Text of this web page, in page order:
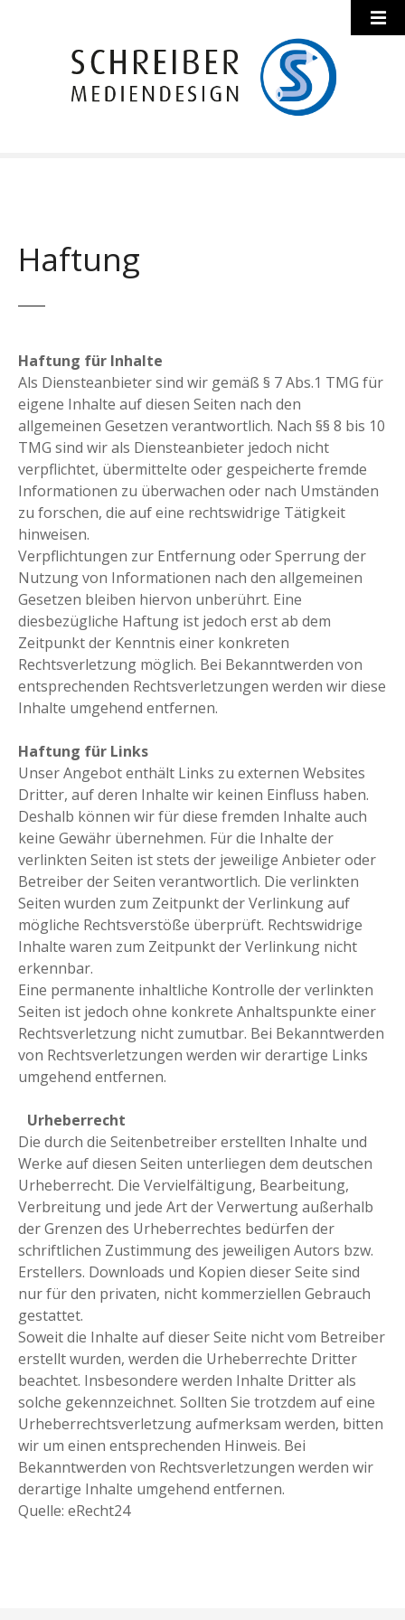
Haftung
Haftung für Inhalte
Als Diensteanbieter sind wir gemäß § 7 Abs.1 TMG für
eigene Inhalte auf diesen Seiten nach den
allgemeinen Gesetzen verantwortlich. Nach §§ 8 bis 10
TMG sind wir als Diensteanbieter jedoch nicht
verpflichtet, übermittelte oder gespeicherte fremde
Informationen zu überwachen oder nach Umständen
zu forschen, die auf eine rechtswidrige Tätigkeit
hinweisen.
Verpflichtungen zur Entfernung oder Sperrung der
Nutzung von Informationen nach den allgemeinen
Gesetzen bleiben hiervon unberührt. Eine
diesbezügliche Haftung ist jedoch erst ab dem
Zeitpunkt der Kenntnis einer konkreten
Rechtsverletzung möglich. Bei Bekanntwerden von
entsprechenden Rechtsverletzungen werden wir diese
Inhalte umgehend entfernen.
Haftung für Links
Unser Angebot enthält Links zu externen Websites
Dritter, auf deren Inhalte wir keinen Einfluss haben.
Deshalb können wir für diese fremden Inhalte auch
keine Gewähr übernehmen. Für die Inhalte der
verlinkten Seiten ist stets der jeweilige Anbieter oder
Betreiber der Seiten verantwortlich. Die verlinkten
Seiten wurden zum Zeitpunkt der Verlinkung auf
mögliche Rechtsverstöße überprüft. Rechtswidrige
Inhalte waren zum Zeitpunkt der Verlinkung nicht
erkennbar.
Eine permanente inhaltliche Kontrolle der verlinkten
Seiten ist jedoch ohne konkrete Anhaltspunkte einer
Rechtsverletzung nicht zumutbar. Bei Bekanntwerden
von Rechtsverletzungen werden wir derartige Links
umgehend entfernen.
Urheberrecht
Die durch die Seitenbetreiber erstellten Inhalte und
Werke auf diesen Seiten unterliegen dem deutschen
Urheberrecht. Die Vervielfältigung, Bearbeitung,
Verbreitung und jede Art der Verwertung außerhalb
der Grenzen des Urheberrechtes bedürfen der
schriftlichen Zustimmung des jeweiligen Autors bzw.
Erstellers. Downloads und Kopien dieser Seite sind
nur für den privaten, nicht kommerziellen Gebrauch
gestattet.
Soweit die Inhalte auf dieser Seite nicht vom Betreiber
erstellt wurden, werden die Urheberrechte Dritter
beachtet. Insbesondere werden Inhalte Dritter als
solche gekennzeichnet. Sollten Sie trotzdem auf eine
Urheberrechtsverletzung aufmerksam werden, bitten
wir um einen entsprechenden Hinweis. Bei
Bekanntwerden von Rechtsverletzungen werden wir
derartige Inhalte umgehend entfernen.
Quelle: eRecht24